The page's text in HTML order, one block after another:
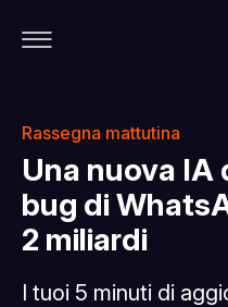
Rassegna mattutina
Una nuova IA
bug di
2 miliardi
I tuoi 5 minuti di